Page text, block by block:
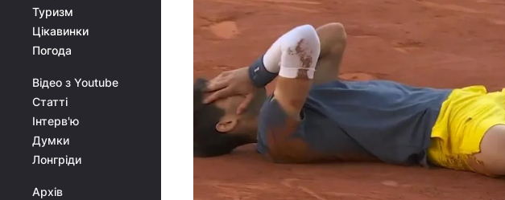
Туризм
Цікавинки
Погода
Відео з Youtube
Статті
Інтерв'ю
Думки
Лонгріди
Архів